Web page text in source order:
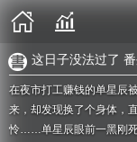
这日子没法过了
在夜市打工赚钱的单星辰
来，却发现换了个身体，
怜……单星辰眼前一黑刚死